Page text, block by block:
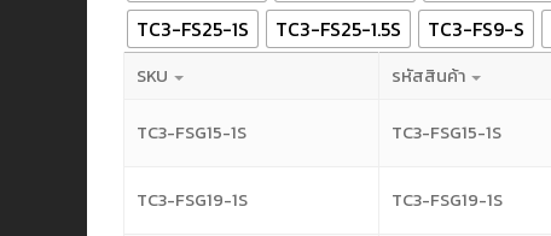
TC3-FS25-1S
TC3-FS25-1.5S TC3-FS9-S
SKU รหัสสินค้า
TC3-FSG15-1S TC3-FSG15-1S
TC3-FSG19-1S TC3-FSG19-1S